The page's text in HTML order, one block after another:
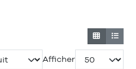
Afficher